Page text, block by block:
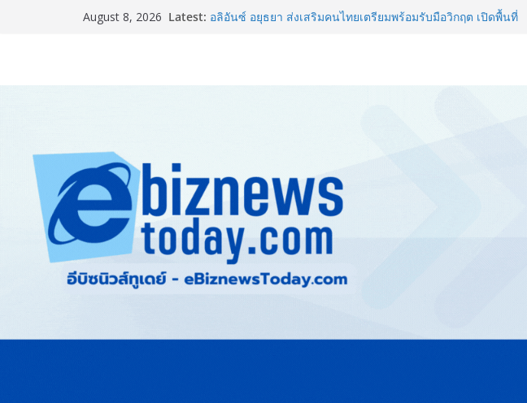
August 8, 2026 Latest: สู่สากล พร้อมชวนผู้ประกอบไทยร่วมงาน “Ceramics Vietnam &
ความเป็นห่วง” ในงาน Hug HeartYai
the Tenth Lord” เปิดสงครามกิลด์ข้ามประเทศ ฉลองเซิร์ฟเวอร์
แพทย์เผย โรคไม่ติดต่อเรื้อรัง NCDs คร่าชีวิตคนไทยก่อนวัยอันควร
ทำสูญเสียทางเศรษฐกิจมหาศาล 1.6 ล้านล้านบาทต่อปี